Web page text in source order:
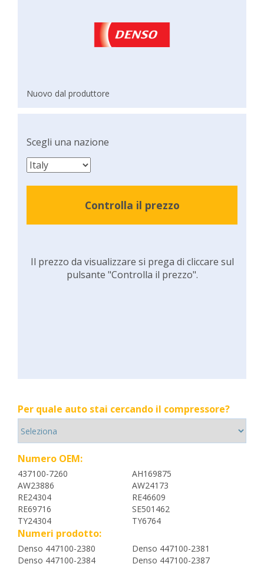
Nuovo dal produttore
Scegli una nazione
Controlla il prezzo
Il prezzo da visualizzare si prega di cliccare sul
pulsante "Controlla il prezzo".
Per quale auto stai cercando il compressore?
Numero OEM:
437100-7260
AH169875
AW23886
AW24173
RE24304
RE46609
RE69716
SE501462
TY24304
TY6764
Numeri prodotto:
Denso 447100-2380
Denso 447100-2381
Denso 447100-2384
Denso 447100-2387